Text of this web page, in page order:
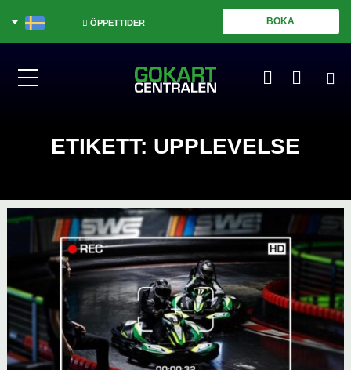
ÖPPETTIDER BOKA
ETIKETT: UPPLEVELSE